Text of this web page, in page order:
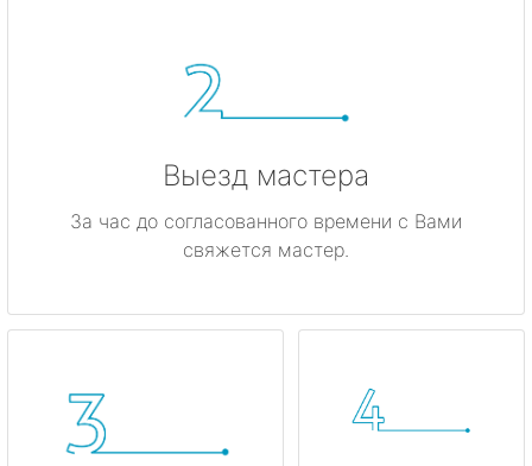
Выезд мастера
За час до согласованного времени с Вами
свяжется мастер.